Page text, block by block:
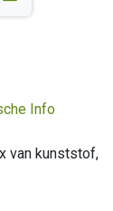
Info
van kunststof,